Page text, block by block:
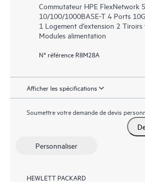
Commutateur HPE FlexNetwork
10/100/1000BASE-T 4 Ports
1 Logement d’extension 2
Modules alimentation
N° référence R8M28A
Afficher les spécifications
Soumettre votre demande de devis
Personnaliser
HEWLETT PACKARD